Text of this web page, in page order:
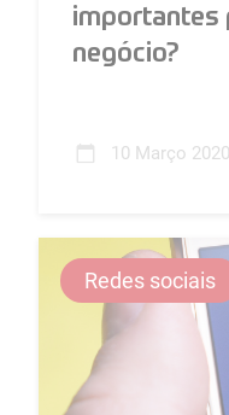
importantes
negócio?
Facebook para
10 Março 2020
Redes sociais